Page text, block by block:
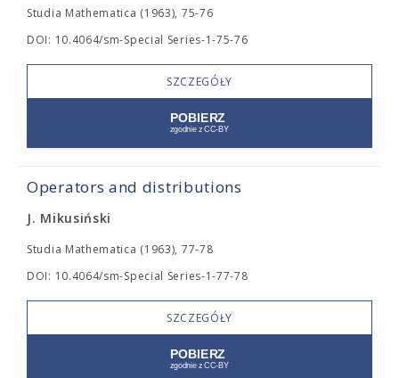
Studia Mathematica (1963), 75-76
DOI: 10.4064/sm-Special Series-1-75-76
SZCZEGÓŁY
Operators and distributions
J. Mikusiński
Studia Mathematica (1963), 77-78
DOI: 10.4064/sm-Special Series-1-77-78
SZCZEGÓŁY